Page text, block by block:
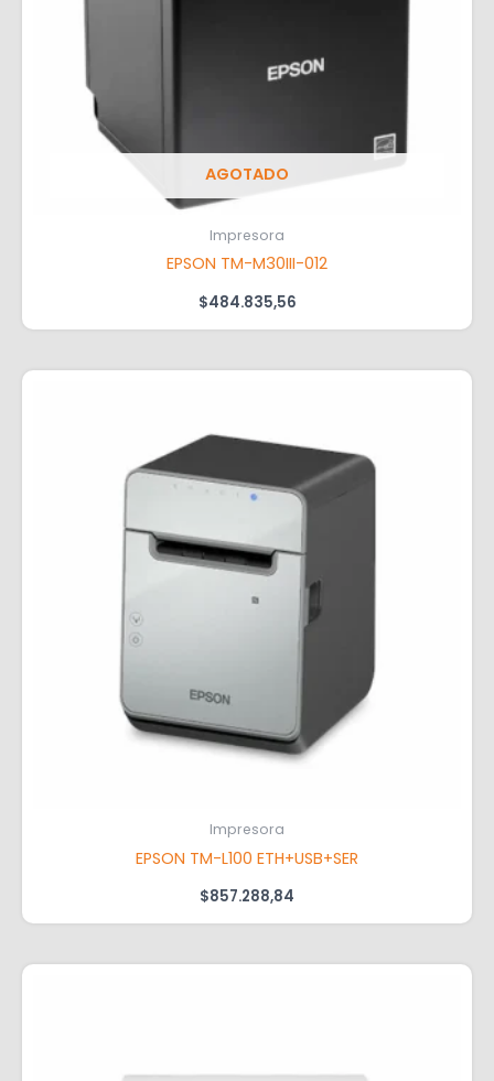
AGOTADO
Impresora
EPSON TM-M30III-012
$484.835,56
Impresora
EPSON TM-L100 ETH+USB+SER
$857.288,84